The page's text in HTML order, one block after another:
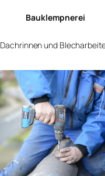
Bauklempnerei
Dachrinnen und